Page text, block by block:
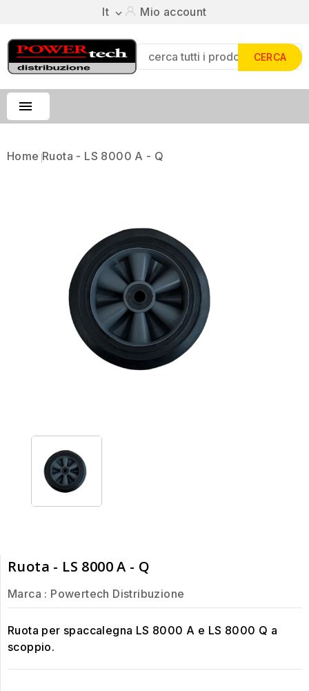
It  Mio account
CERCA

Home Ruota - LS 8000 A - Q
Ruota - LS 8000 A - Q
Marca : Powertech Distribuzione
Ruota per spaccalegna LS 8000 A e LS 8000 Q a
scoppio.